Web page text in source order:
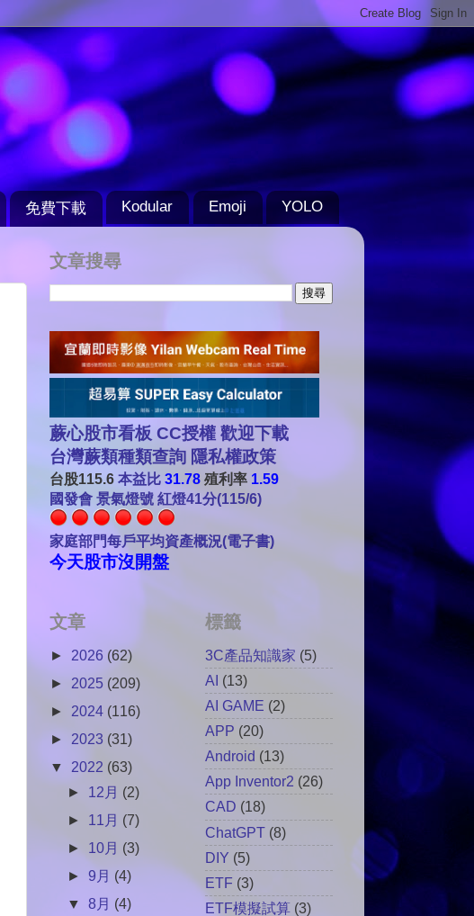
免費下載 Kodular Emoji YOLO
文章搜尋
蕨心股市看板 CC授權 歡迎下載
台灣蕨類種類查詢 隱私權政策
台股115.6 本益比 31.78 殖利率 1.59
國發會 景氣燈號 紅燈41分(115/6)
家庭部門每戶平均資產概況(電子書)
今天股市沒開盤
文章
► 2026 (62)
► 2025 (209)
► 2024 (116)
► 2023 (31)
▼ 2022 (63)
► 12月 (2)
► 11月 (7)
► 10月 (3)
►9月 (4)
▼8月 (4)
標籤
3C產品知識家 (5)
AI (13)
AI GAME (2)
APP (20)
Android (13)
App Inventor2 (26)
CAD (18)
ChatGPT (8)
DIY (5)
ETF (3)
ETF模擬試算 (3)